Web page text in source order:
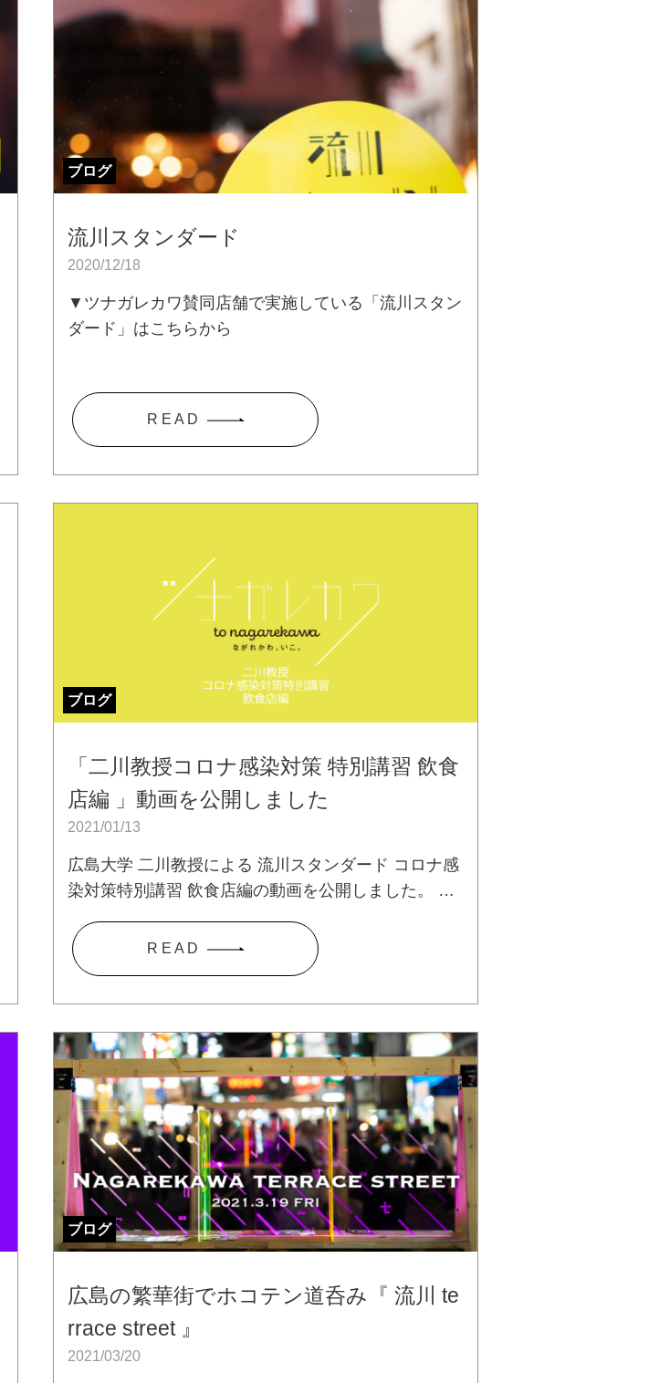
ブログ
流川スタンダード
2020/12/18
▼ツナガレカワ賛同店舗で実施している「流川スタン
ダード」はこちらから
R E A D
ブログ
「二川教授コロナ感染対策 特別講習 飲食
店編 」動画を公開しました
2021/01/13
広島大学 二川教授による 流川スタンダード コロナ感
染対策特別講習 飲食店編の動画を公開しました。 …
R E A D
ブログ
広島の繁華街でホコテン道呑み『 流川 te
rrace street 』
2021/03/20